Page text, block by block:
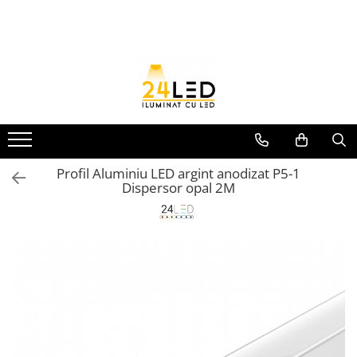
Banda Led COB
Banda LED RGB
Profil Aluminiu LED argint anodizat P5-1
Dispersor opal 2M